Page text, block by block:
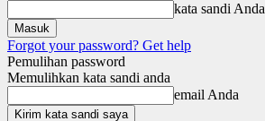
kata sandi Anda
Forgot your password? Get help
Pemulihan password
Memulihkan kata sandi anda
email Anda